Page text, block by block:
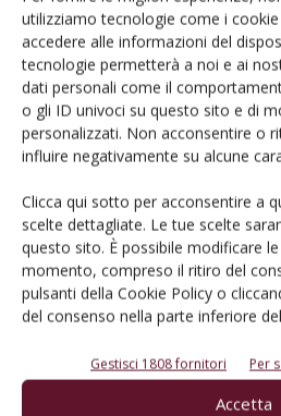
utilizziamo tecnologie come i
accedere alle informazioni del
tecnologie permetterà a noi e ai
dati personali come il
o gli ID univoci su questo sito e di
personalizzati. Non acconsentire o
influire negativamente su alcune
Clicca qui sotto per acconsentire a
scelte dettagliate. Le tue scelte
questo sito. È possibile modificare
momento, compreso il ritiro del
pulsanti della Cookie Policy o
del consenso nella parte inferiore
Gestisci 1808 fornitori Per
Accetta
Salva il mio nome, email e sito
prossima volta che commento.
E-magazine
Tecniche, prodotti e servizi dalle